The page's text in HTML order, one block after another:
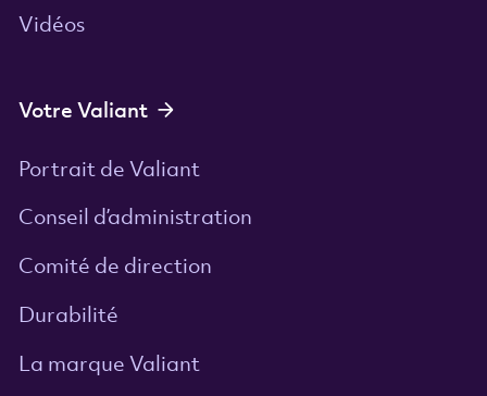
Vidéos
Votre Valiant
Portrait de Valiant
Conseil d’administration
Comité de direction
Durabilité
La marque Valiant